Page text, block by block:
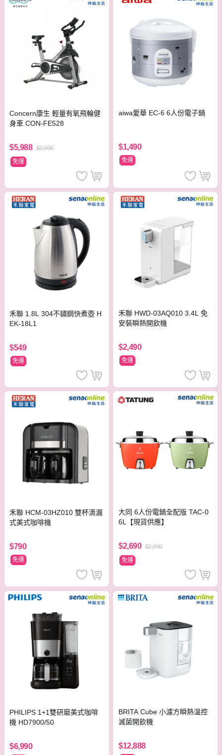
Concern康生 輕量有氧飛輪健
身車 CON-FE528
$5,988 $9,990
免運
aiwa愛華 EC-6 6人份電子鍋
$1,490
免運
禾聯 1.8L 304不鏽鋼快煮壺 H
EK-18L1
$549
免運
禾聯 HWD-03AQ010 3.4L 免
安裝瞬熱開飲機
$2,490
免運
禾聯 HCM-03HZ010 雙杯滴漏
式美式咖啡機
$790
免運
大同 6人份電鍋全配版 TAC-0
6L【現貨供應】
$2,690 $2,990
免運
PHILIPS 1+1雙研磨美式咖啡
機 HD7900/50
$6,990
BRITA Cube 小濾方瞬熱溫控
滅菌開飲機
$12,888